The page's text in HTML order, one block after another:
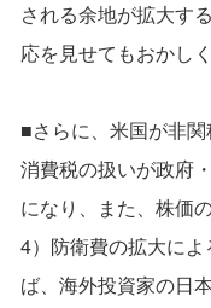
される余地が拡大す
応を見せてもおかし
■さらに、米国が非
消費税の扱いが政府
になり、また、株価
4）防衛費の拡大に
ば、海外投資家の日